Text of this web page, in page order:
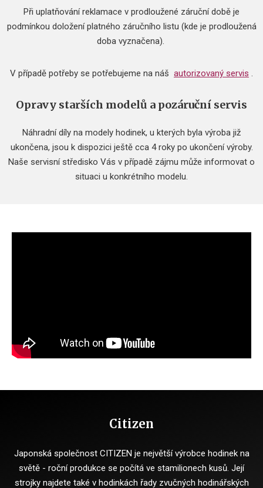
Při uplatňování reklamace v prodloužené záruční době je
podmínkou doložení platného záručního listu (kde je prodloužená
doba vyznačena).
V případě potřeby se potřebujeme na náš autorizovaný servis .
Opravy starších modelů a pozáruční servis
Náhradní díly na modely hodinek, u kterých byla výroba již
ukončena, jsou k dispozici ještě cca 4 roky po ukončení výroby.
Naše servisní středisko Vás v případě zájmu může informovat o
situaci u konkrétního modelu.
Citizen
Japonská společnost CITIZEN je největší výrobce hodinek na
světě - roční produkce se počítá ve stamilionech kusů. Její
strojky najdete také v hodinkách řady zvučných hodinářských